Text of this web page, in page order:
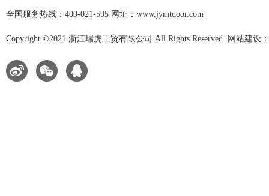
全国服务热线：400-021-595 网址：www.jymtdoor.com
Copyright ©2021 浙江瑞虎工贸有限公司 All Rights Reserved. 网站建设：